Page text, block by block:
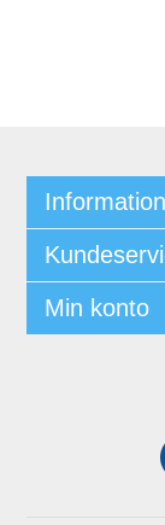
Information
Min konto